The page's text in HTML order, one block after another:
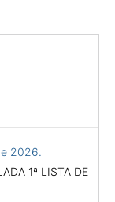
2026.
1ª LISTA DE